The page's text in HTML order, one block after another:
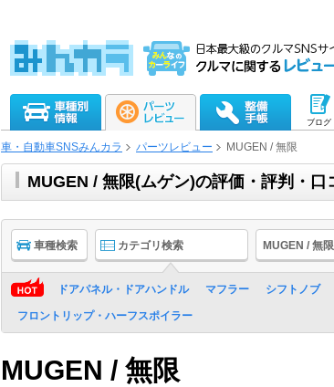
ブログ
車・自動車SNSみんカラ パーツレビュー MUGEN / 無限
MUGEN / 無限(ムゲン)の評価・評判・口
車種検索 カテゴリ検索 MUGEN / 無限
ドアパネル・ドアハンドル マフラー シフトノブ
フロントリップ・ハーフスポイラー
MUGEN / 無限